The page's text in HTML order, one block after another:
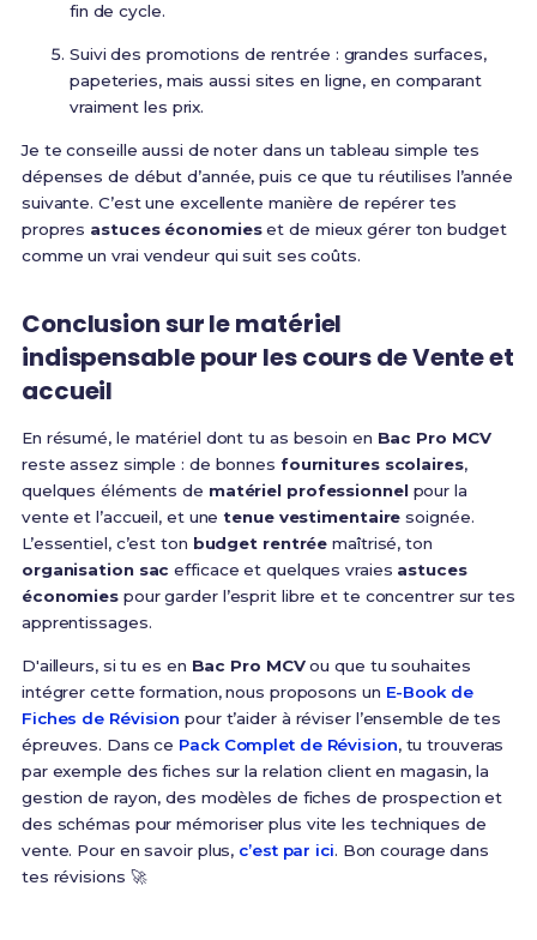
fin de cycle.
Suivi des promotions de rentrée : grandes surfaces,
papeteries, mais aussi sites en ligne, en comparant
vraiment les prix.
Je te conseille aussi de noter dans un tableau simple tes
dépenses de début d’année, puis ce que tu réutilises l’année
suivante. C’est une excellente manière de repérer tes
propres astuces économieset de mieux gérer ton budget
comme un vrai vendeur qui suit ses coûts.
Conclusion sur le matériel
indispensable pour les cours de Vente et
accueil
En résumé, le matériel dont tu as besoin en Bac Pro MCV
reste assez simple : de bonnes fournitures scolaires,
quelques éléments de matériel professionnelpour la
vente et l’accueil, et unetenue vestimentaire soignée.
L’essentiel, c’est ton budget rentrée maîtrisé, ton
organisation sac efficace et quelques vraies astuces
économies pour garder l’esprit libre et te concentrer sur tes
apprentissages.
D'ailleurs, si tu es en Bac Pro MCVou que tu souhaites
intégrer cette formation, nous proposons un E-Book de
Fiches de Révision pour t’aider à réviser l’ensemble de tes
épreuves. Dans ce Pack Complet de Révision, tu trouveras
par exemple des fiches sur la relation client en magasin, la
gestion de rayon, des modèles de fiches de prospection et
des schémas pour mémoriser plus vite les techniques de
vente. Pour en savoir plus, c’est par ici. Bon courage dans
tes révisions 🚀